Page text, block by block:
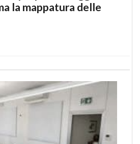
la mappatura delle